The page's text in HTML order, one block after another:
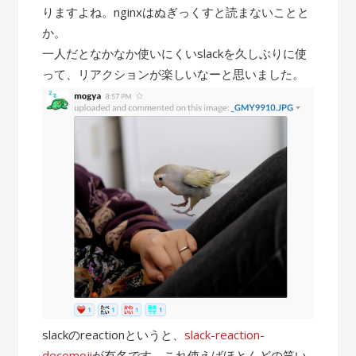
りますよね。nginxはぬぎっくすと読まないことと
か。
一人だとなかなか使いにくいslackを久しぶりに使
って、リアクションが楽しいなーと思いました。
slackのreactionというと、slack-reaction-